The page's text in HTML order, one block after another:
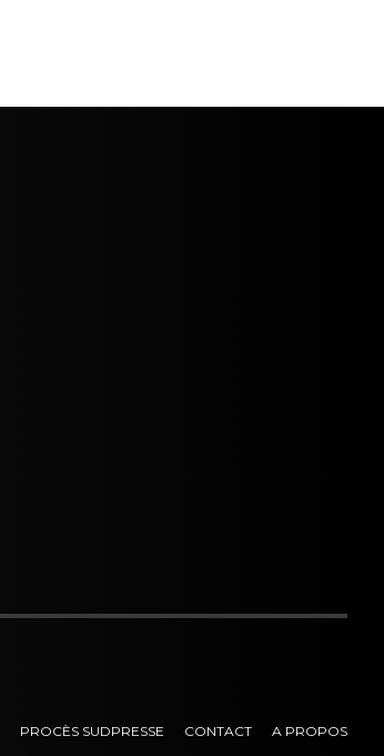
PROCÈS SUDPRESSE CONTACT A PROPOS